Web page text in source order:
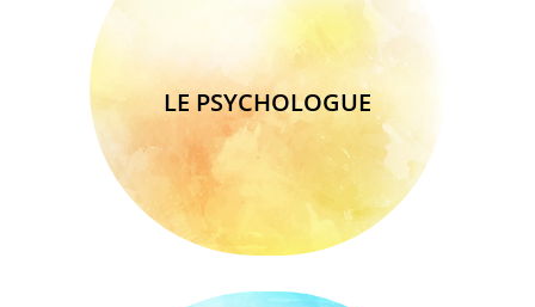
LE PSYCHOLOGUE